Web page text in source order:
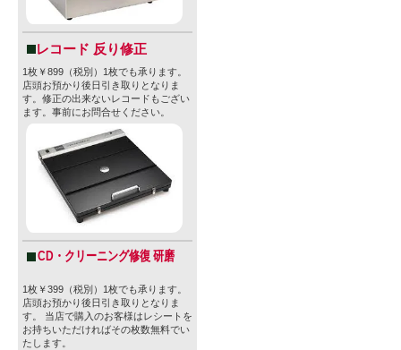
レコード 反り修正
1枚￥899（税別）1枚でも承ります。
店頭お預かり後日引き取りとなりま
す。修正の出来ないレコードもござい
ます。事前にお問合せください。
CD・クリーニング修復 研磨
1枚￥399（税別）1枚でも承ります。
店頭お預かり後日引き取りとなりま
す。 当店で購入のお客様はレシートを
お持ちいただければその枚数無料でい
たします。